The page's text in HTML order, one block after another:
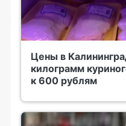
Цены в
килограмм
к 600 рублям